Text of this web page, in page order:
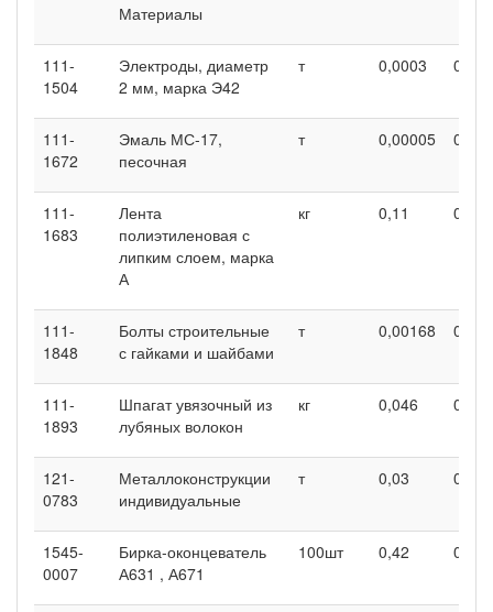
Материалы
111-
1504
Электроды, диаметр
2 мм, марка Э42
т 0,0003
111-
1672
Эмаль МС-17,
песочная
т 0,00005
111-
1683
Лента
полиэтиленовая с
липким слоем, марка
А
кг 0,11 0,11
111-
1848
Болты строительные
с гайками и шайбами
т 0,00168
111-
1893
Шпагат увязочный из
лубяных волокон
кг 0,046 0,046
121-
0783
Металлоконструкции
индивидуальные
т 0,03 0,03
1545-
0007
Бирка-оконцеватель
А631 , А671
100шт 0,42 0,42